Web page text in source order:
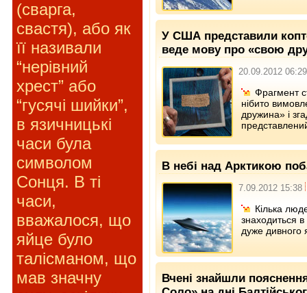
(сварга,
свастя), або як
її називали
“нерівний
хрест” або
“гусячі шийки”,
в язичницькі
часи була
символом
Сонця. В ті
часи,
вважалося, що
яйце було
талісманом, що
мав значну
У США представили
веде мову про «свою
20.09.2012 06:29
Фрагмент
нібито
дружина» і
В небі над Арктикою
7.09.2012 15:38
Кілька
знаходиться в
дуже дивного
Вчені знайшли